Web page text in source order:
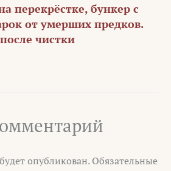
перекрёстке, бункер с
от умерших предков.
чистки
опубликован. Обязательные